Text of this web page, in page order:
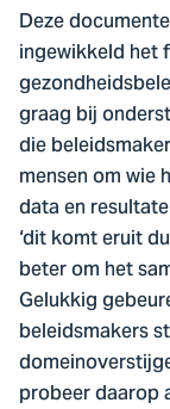
Deze
ingewikkeld het
graag bij
die
mensen om wie
data en
‘dit komt eruit
beter om het
Gelukkig
beleidsmakers
probeer daarop